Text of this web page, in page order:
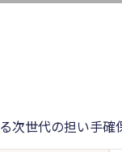
次世代の担い手